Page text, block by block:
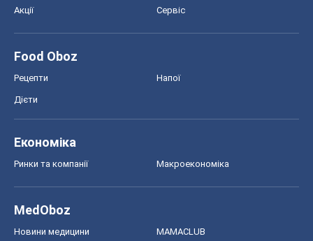
Акції Сервіс
Food Oboz
Рецепти Напої
Дієти
Економіка
Ринки та компанії Макроекономіка
MedOboz
Новини медицини MAMACLUB